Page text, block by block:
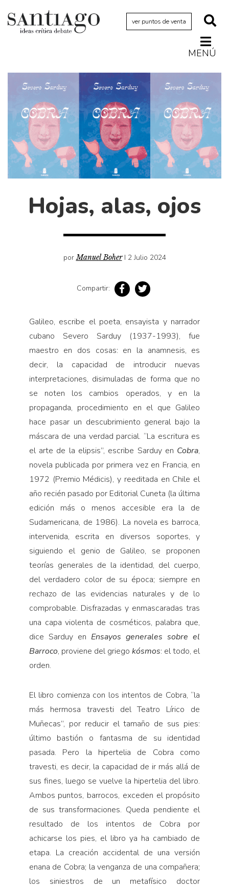
ver puntos de venta
MENÚ
Archivo Cenfoto-UDP
Arquetipos de situación
Artes visuales
Ciencia
Cine y televisión
Ciudad
Críticas
Historia material de los libros
Libros usados
Literatura
Medioambiente
Narrativas visuales
Pensamiento
Pensamiento ilustrado
Personaje
Personajes secundarios
Política
Relecturas
Sociedad
Turismo accidental
Vidas paralelas
Voces y lecturas
Hojas, alas, ojos
porManuel Boher I 2 Julio 2024
Compartir:
Galileo, escribe el poeta, ensayista y narrador
cubano Severo Sarduy (1937-1993), fue
maestro en dos cosas: en la anamnesis, es
decir, la capacidad de introducir nuevas
interpretaciones, disimuladas de forma que no
se noten los cambios operados, y en la
propaganda, procedimiento en el que Galileo
hace pasar un descubrimiento general bajo la
máscara de una verdad parcial. “La escritura es
el arte de la elipsis”, escribe Sarduy en Cobra,
novela publicada por primera vez en Francia, en
1972 (Premio Médicis), y reeditada en Chile el
año recién pasado por Editorial Cuneta (la última
edición más o menos accesible era la de
Sudamericana, de 1986). La novela es barroca,
intervenida, escrita en diversos soportes, y
siguiendo el genio de Galileo, se proponen
teorías generales de la identidad, del cuerpo,
del verdadero color de su época; siempre en
rechazo de las evidencias naturales y de lo
comprobable. Disfrazadas y enmascaradas tras
una capa violenta de cosméticos, palabra que,
dice Sarduy en Ensayos generales sobre el
Barroco, proviene del griegokósmos: el todo, el
orden.
El libro comienza con los intentos de Cobra, “la
más hermosa travesti del Teatro Lírico de
Muñecas”, por reducir el tamaño de sus pies:
último bastión o fantasma de su identidad
pasada. Pero la hipertelia de Cobra como
travesti, es decir, la capacidad de ir más allá de
sus fines, luego se vuelve la hipertelia del libro.
Ambos puntos, barrocos, exceden el propósito
de sus transformaciones. Queda pendiente el
resultado de los intentos de Cobra por
achicarse los pies, el libro ya ha cambiado de
etapa. La creación accidental de una versión
enana de Cobra; la venganza de una compañera;
los siniestros de un metafísico doctor